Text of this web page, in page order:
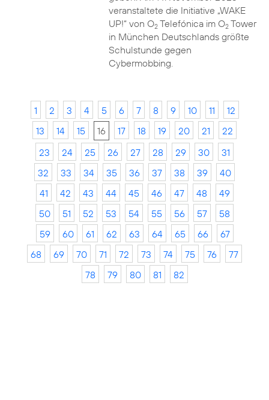
veranstaltete die Initiative „WAKE
UP!“ von O2Telefónica im O2Tower
in München Deutschlands größte
Schulstunde gegen
Cybermobbing.
1 2 3 4 5 6 7 8 9 10 11
12
13
14 15 16 17 18 19 20 21
22
23
24 25 26 27 28 29 30
31
32
33 34 35 36 37 38 39
40
41
42 43 44 45 46 47 48
49
50
51 52 53 54 55 56 57
58
59
60 61 62 63 64 65 66
67
68
69 70 71 72 73 74 75 76
77
78
79 80 81 82